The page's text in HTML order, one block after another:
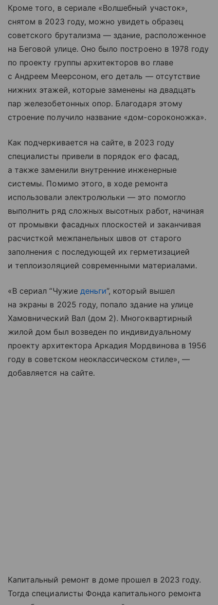
Кроме того, в сериале «Волшебный участок»,
снятом в 2023 году, можно увидеть образец
советского брутализма — здание, расположенное
на Беговой улице. Оно было построено в 1978 году
по проекту группы архитекторов во главе
с Андреем Меерсоном, его деталь — отсутствие
нижних этажей, которые заменены на двадцать
пар железобетонных опор. Благодаря этому
строение получило название «дом-сороконожка».
Как подчеркивается на сайте, в 2023 году
специалисты привели в порядок его фасад,
а также заменили внутренние инженерные
системы. Помимо этого, в ходе ремонта
использовали электролюльки — это помогло
выполнить ряд сложных высотных работ, начиная
от промывки фасадных плоскостей и заканчивая
расчисткой межпанельных швов от старого
заполнения с последующей их герметизацией
и теплоизоляцией современными материалами.
«В сериал “Чужие деньги”, который вышел
на экраны в 2025 году, попало здание на улице
Хамовнический Вал (дом 2). Многоквартирный
жилой дом был возведен по индивидуальному
проекту архитектора Аркадия Мордвинова в 1956
году в советском неоклассическом стиле», —
добавляется на сайте.
Капитальный ремонт в доме прошел в 2023 году.
Тогда специалисты Фонда капитального ремонта